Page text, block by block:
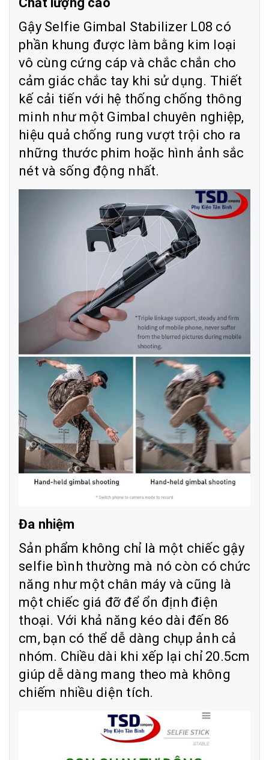
Gậy Selfie Gimbal Stabilizer L08 có
phần khung được làm bằng kim loại
vô cùng cứng cáp và chắc chắn cho
cảm giác chắc tay khi sử dụng. Thiết
kế cải tiến với hệ thống chống thông
minh như một Gimbal chuyên nghiệp,
hiệu quả chống rung vượt trội cho ra
những thước phim hoặc hình ảnh sắc
nét và sống động nhất.
Đa nhiệm
Sản phẩm không chỉ là một chiếc gậy
selfie bình thường mà nó còn có chức
năng như một chân máy và cũng là
một chiếc giá đỡ để ổn định điện
thoại. Với khả năng kéo dài đến 86
cm, bạn có thể dễ dàng chụp ảnh cả
nhóm. Chiều dài khi xếp lại chỉ 20.5cm
giúp dễ dàng mang theo mà không
chiếm nhiều diện tích.